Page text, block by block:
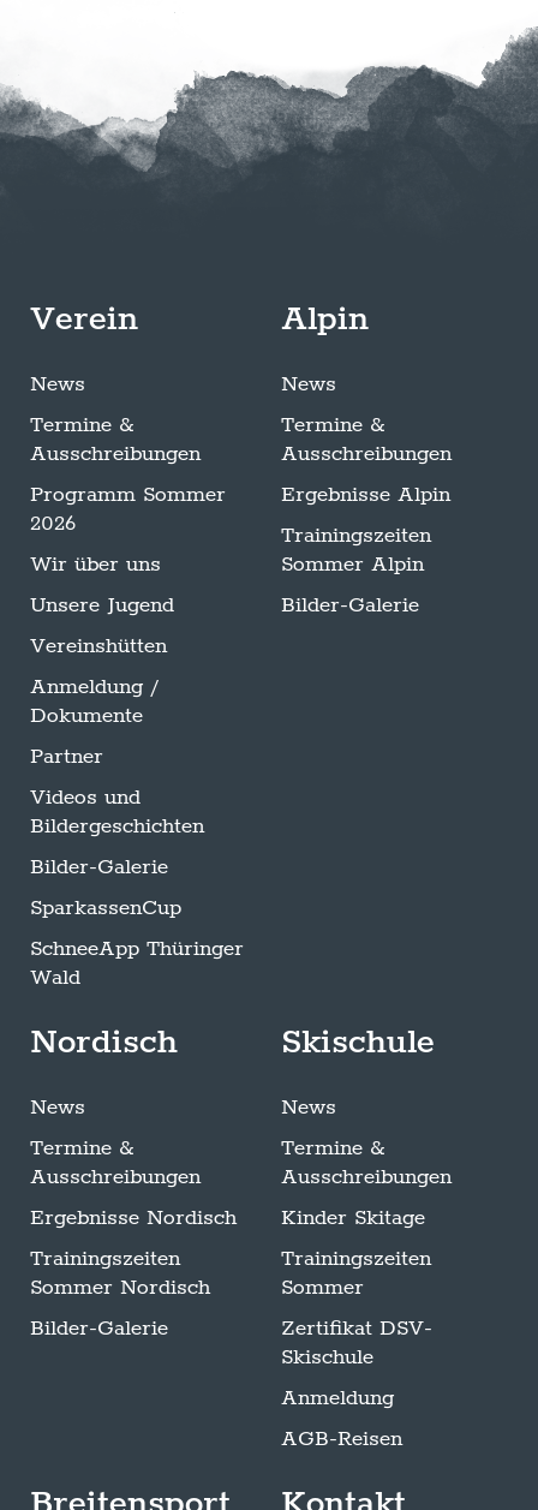
Verein
News
Termine &
Ausschreibungen
Programm Sommer
2026
Wir über uns
Unsere Jugend
Vereinshütten
Anmeldung /
Dokumente
Partner
Videos und
Bildergeschichten
Bilder-Galerie
SparkassenCup
SchneeApp Thüringer
Wald
Alpin
News
Termine &
Ausschreibungen
Ergebnisse Alpin
Trainingszeiten
Sommer Alpin
Bilder-Galerie
Nordisch
News
Termine &
Ausschreibungen
Ergebnisse Nordisch
Trainingszeiten
Sommer Nordisch
Bilder-Galerie
Skischule
News
Termine &
Ausschreibungen
Kinder Skitage
Trainingszeiten
Sommer
Zertifikat DSV-
Skischule
Anmeldung
AGB-Reisen